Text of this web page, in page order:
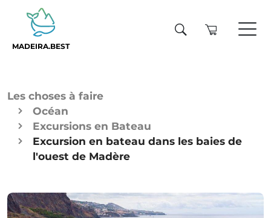
MADEIRA.BEST
Les choses à faire
Océan
Excursions en Bateau
Excursion en bateau dans les baies de
l'ouest de Madère